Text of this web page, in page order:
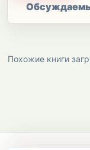
Похожие книги